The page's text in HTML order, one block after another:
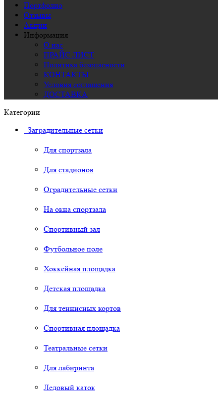
Портфолио
Отзывы
Акции
Информация
О нас
ПРАЙС ЛИСТ
Политика безопасности
КОНТАКТЫ
Условия соглашения
ДОСТАВКА
Категории
Заградительные сетки
Для спортзала
Для стадионов
Оградительные сетки
На окна спортзала
Спортивный зал
Футбольное поле
Хоккейная площадка
Детская площадка
Для теннисных кортов
Спортивная площадка
Театральные сетки
Для лабиринта
Ледовый каток